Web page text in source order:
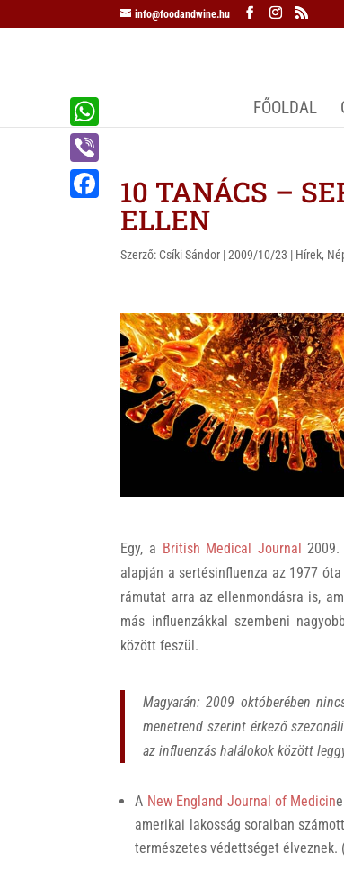
info@foodandwine.hu
FŐOLDAL
10 TANÁCS –
ELLEN
Szerző: Csíki Sándor |2009/10/23 | Hírek,
Egy, a British Medical Journal
alapján a sertésinfluenza az 1977
rámutat arra az ellenmondásra is,
más influenzákkal szembeni
között feszül.
Magyarán: 2009 októberében
menetrend szerint érkező
az influenzás halálokok között
A New England Journal of Medicin
amerikai lakosság soraiban
természetes védettséget élveznek.
W
h
a
V